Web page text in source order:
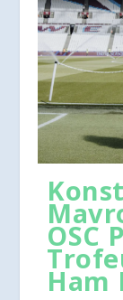
OSC
Ham